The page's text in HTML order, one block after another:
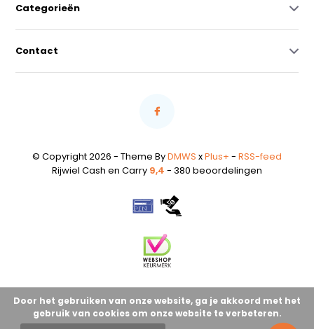
Categorieën
Contact
© Copyright 2026 - Theme ByDMWS xPlus+ - RSS-feed
Rijwiel Cash en Carry 9,4 - 380 beoordelingen
Door het gebruiken van onze website, ga je akkoord met het
gebruik van cookies om onze website te verbeteren.